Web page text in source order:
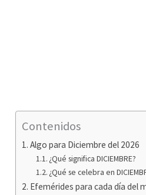
Contenidos
Algo para Diciembre del 2026
¿Qué significa DICIEMBRE?
¿Qué se celebra en
Efemérides para cada día del